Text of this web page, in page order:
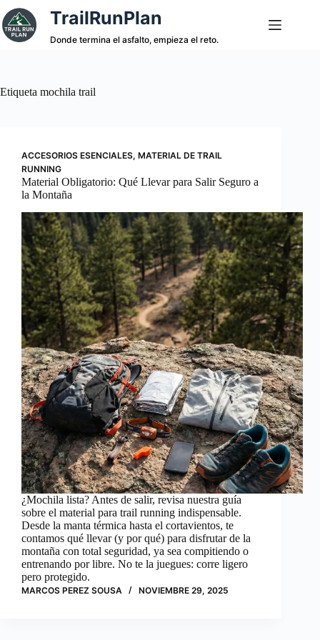
Saltar
al
contenido
TrailRunPlan
Donde termina el asfalto, empieza el reto.
Etiqueta mochila trail
ACCESORIOS ESENCIALES, MATERIAL DE TRAIL
RUNNING
Material Obligatorio: Qué Llevar para Salir Seguro a
la Montaña
¿Mochila lista? Antes de salir, revisa nuestra guía
sobre el material para trail running indispensable.
Desde la manta térmica hasta el cortavientos, te
contamos qué llevar (y por qué) para disfrutar de la
montaña con total seguridad, ya sea compitiendo o
entrenando por libre. No te la juegues: corre ligero
pero protegido.
MARCOS PEREZ SOUSA NOVIEMBRE 29, 2025